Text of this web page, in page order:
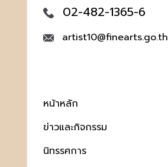
02-482-1365-6
artist10@finearts.go.th
หน้าหลัก
ข่าวและกิจกรรม
นิทรรศการ